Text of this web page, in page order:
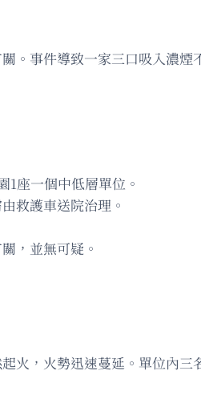
。事件導致一家三口吸入濃
1座一個中低層單位。
救護車送院治理。
，並無可疑。
火，火勢迅速蔓延。單位內